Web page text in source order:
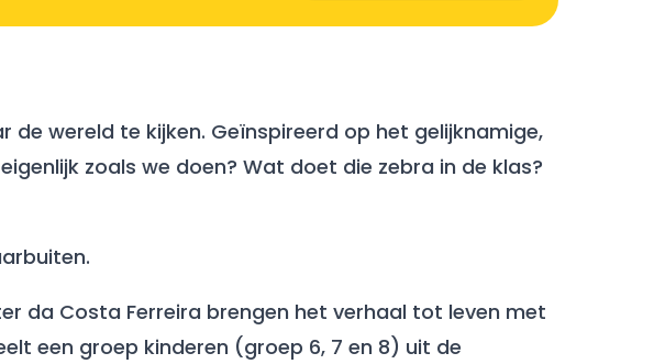
de wereld te kijken. Geïnspireerd op het gelijknamige,
zoals we doen? Wat doet die zebra in de klas?
da Costa Ferreira brengen het verhaal tot leven met
een groep kinderen (groep 6, 7 en 8) uit de